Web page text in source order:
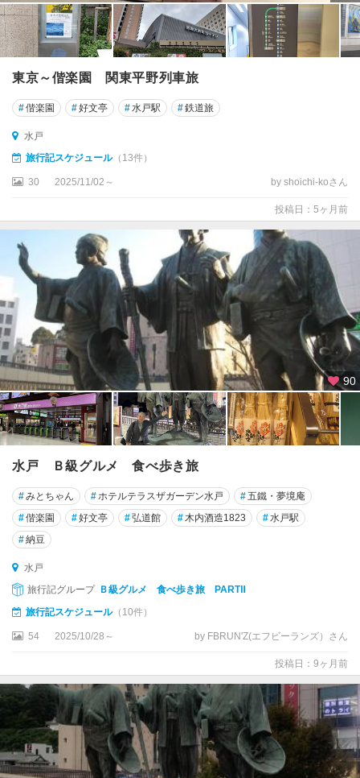
東京～偕楽園 関東平野列車旅
#偕楽園 #好文亭 #水戸駅 #鉄道旅
水戸
旅行記スケジュール（13件）
30 2025/11/02～ by shoichi-koさん
投稿日：5ヶ月前
90
水戸 Ｂ級グルメ 食べ歩き旅
#みとちゃん # ホテルテラスザガーデン水戸 #五鐵・夢境庵
#偕楽園 #好文亭 #弘道館 # 木内酒造1823 #水戸駅
#納豆
水戸
旅行記グループ Ｂ級グルメ 食べ歩き旅 PARTⅡ
旅行記スケジュール（10件）
54 2025/10/28～ by FBRUN'Z(エフビーランズ）さん
投稿日：9ヶ月前